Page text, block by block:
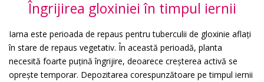
Îngrijirea gloxiniei în timpul iernii
Iarna este perioada de repaus pentru tuberculii de gloxinie aflați
în stare de repaus vegetativ. În această perioadă, planta
necesită foarte puțină îngrijire, deoarece creșterea activă se
oprește temporar. Depozitarea corespunzătoare pe timpul iernii